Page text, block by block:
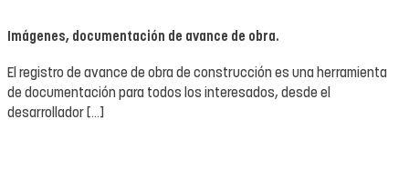
Imágenes, documentación de avance de obra.
El registro de avance de obra de construcción es una herramienta
de documentación para todos los interesados, desde el
desarrollador […]